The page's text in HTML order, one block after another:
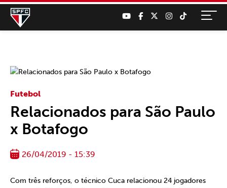
Futebol
Relacionados para São Paulo
x Botafogo
26/04/2019 - 15:39
Com três reforços, o técnico Cuca relacionou 24 jogadores